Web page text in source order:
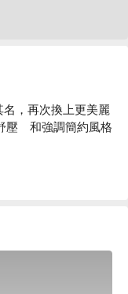
，再次換上更美麗
壓　和強調簡約風格
你輕鬆探索熱門景
、美嘉美大飯店休